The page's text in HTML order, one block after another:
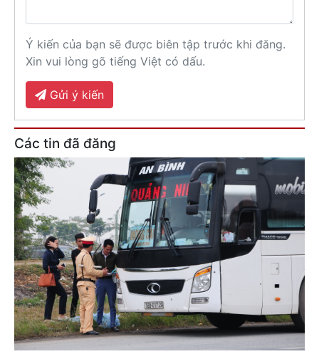
Ý kiến của bạn sẽ được biên tập trước khi đăng.
Xin vui lòng gõ tiếng Việt có dấu.
Gửi ý kiến
Các tin đã đăng